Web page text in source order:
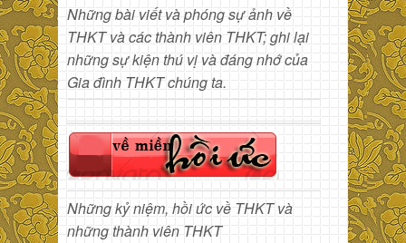
Những bài viết và phóng sự ảnh về
THKT và các thành viên THKT; ghi lại
những sự kiện thú vị và đáng nhớ của
Gia đình THKT chúng ta.
Những kỷ niệm, hồi ức về THKT và
những thành viên THKT